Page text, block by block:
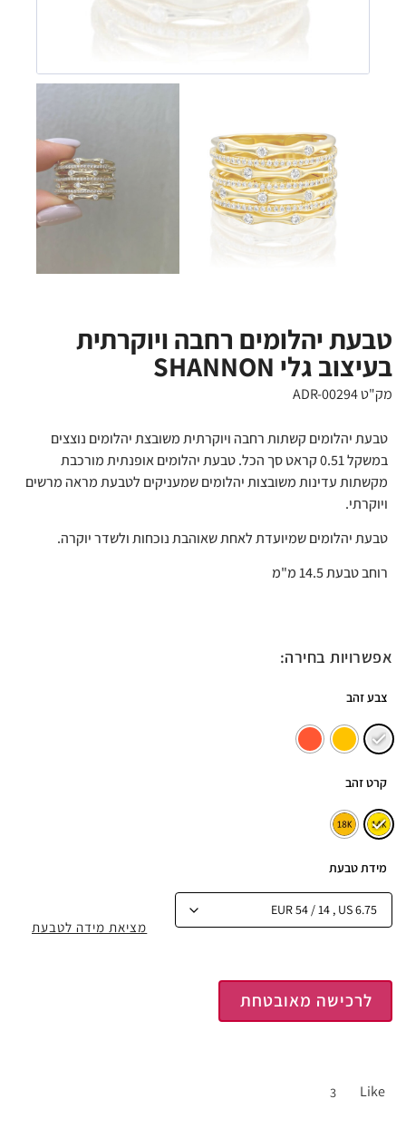
טבעת יהלומים רחבה ויוקרתית
בעיצוב גלי SHANNON
מק"ט ADR-00294
טבעת יהלומים קשתות רחבה ויוקרתית משובצת יהלומים נוצצים
במשקל 0.51 קראט סך הכל. טבעת יהלומים אופנתית מורכבת
מקשתות עדינות משובצות יהלומים שמעניקים לטבעת מראה מרשים
ויוקרתי.
טבעת יהלומים שמיועדת לאחת שאוהבת נוכחות ולשדר יוקרה.
רוחב טבעת 14.5 מ"מ
אפשרויות בחירה:
צבע זהב
קרט זהב
מידת טבעת
לרכישה מאובטחת
Like
3
מציאת מידה לטבעת